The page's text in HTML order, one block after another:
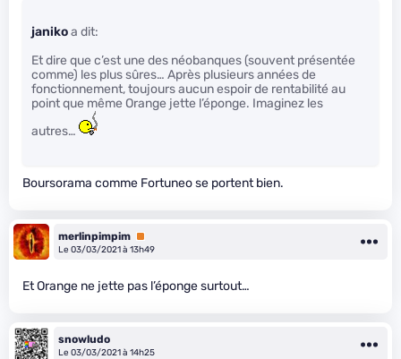
janikoa dit:
Et dire que c’est une des néobanques (souvent présentée
comme) les plus sûres… Après plusieurs années de
fonctionnement, toujours aucun espoir de rentabilité au
point que même Orange jette l’éponge. Imaginez les
autres…
Boursorama comme Fortuneo se portent bien.
merlinpimpim Premium
Le 03/03/2021 à 13h49
Et Orange ne jette pas l’éponge surtout…
snowludo
Le 03/03/2021 à 14h25